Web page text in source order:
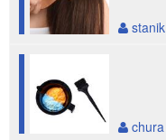
stanik
chura